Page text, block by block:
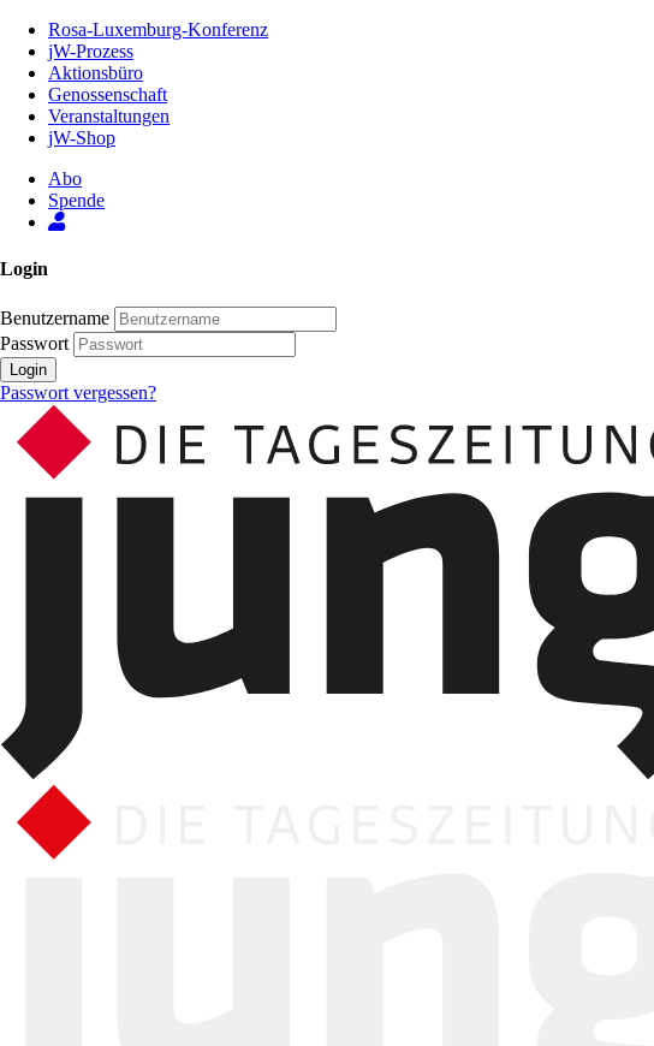
Inhalt
Seite
Rosa-Luxemburg-Konferenz
jW-Prozess
Aktionsbüro
Genossenschaft
Veranstaltungen
jW-Shop
Abo
Spende
Login
Benutzername
Passwort
Login
Passwort vergessen?